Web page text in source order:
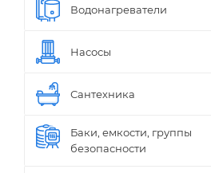
Водонагреватели
Насосы
Сантехника
Баки, емкости, группы
безопасности